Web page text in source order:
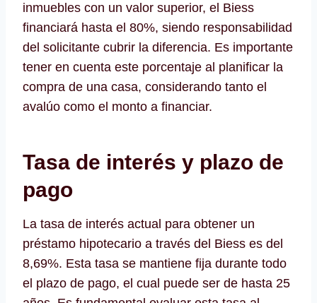
inmuebles con un valor superior, el Biess
financiará hasta el 80%, siendo responsabilidad
del solicitante cubrir la diferencia. Es importante
tener en cuenta este porcentaje al planificar la
compra de una casa, considerando tanto el
avalúo como el monto a financiar.
Tasa de interés y plazo de
pago
La tasa de interés actual para obtener un
préstamo hipotecario a través del Biess es del
8,69%. Esta tasa se mantiene fija durante todo
el plazo de pago, el cual puede ser de hasta 25